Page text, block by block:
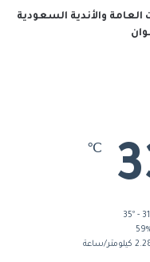
والأندية السعودية
℃
كيلومتر/ساعة